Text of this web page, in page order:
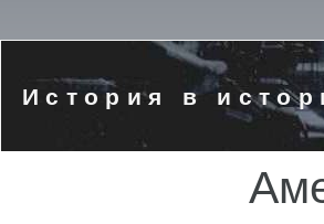
История в